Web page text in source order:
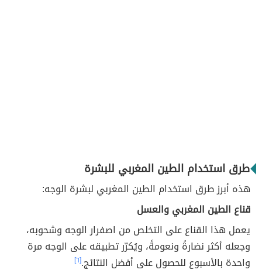
طرق استخدام الطين المغربي للبشرة
هذه أبرز طرق استخدام الطين المغربي لبشرة الوجه:
قناع الطين المغربي والعسل
يعمل هذا القناع على التخلص من اصفرار الوجه وشحوبه،
وجعله أكثر نضارةً ونعومةً، ويُكرّر تطبيقه على الوجه مرة
واحدة بالأسبوع للحصول على أفضل النتائج.[٦]